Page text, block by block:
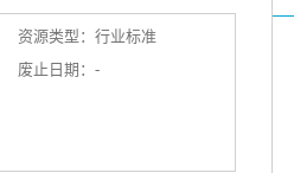
资源类型：行业标准
废止日期：-